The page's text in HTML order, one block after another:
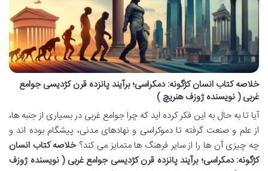
خلاصه کتاب انسان کژگونه: دمکراسی؛ برآیند پانزده قرن کژدیسی جوامع
غربی ( نویسنده ژوزف هنریچ )
آیا تا به حال به این فکر کرده اید که چرا جوامع غربی در بسیاری از جنبه ها،
از علم و صنعت گرفته تا دموکراسی و نهادهای مدنی، پیشگام بوده اند و
چه چیزی آن ها را از سایر فرهنگ ها متمایز می کند؟خلاصه کتاب انسان
کژگونه: دمکراسی؛ برآیند پانزده قرن کژدیسی جوامع غربی ( نویسنده ژوزف